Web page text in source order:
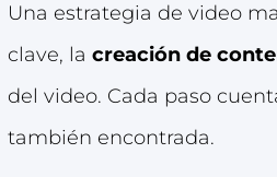
Una estrategia de video
clave, la creación de
del video. Cada paso
también encontrada.